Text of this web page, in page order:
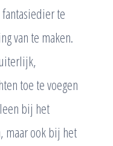
te
van te maken.
toe te voegen
bij het
maar ook bij het